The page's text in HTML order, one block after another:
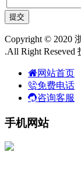
Copyright © 2020
.All Right Reseved
网站首页
免费电话
咨询客服
手机网站